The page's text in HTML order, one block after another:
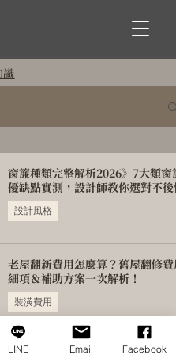
識
窗簾種類完整解析2026》7大類窗簾
優缺點實測，設計師教你選對不後悔
設計風格
老屋翻新費用怎麼算？舊屋翻修費用
細項＆補助方案一次解析！
裝潢費用
LINE Email Facebook